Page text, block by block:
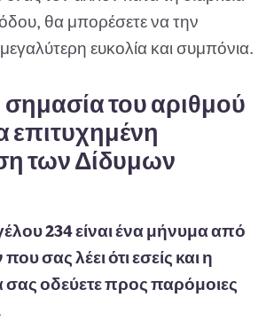
θα μπορέσετε να την
ευκολία και συμπόνια.
σημασία του αριθμού
επιτυχημένη
των Δίδυμων
234 είναι ένα μήνυμα από
σας λέει ότι εσείς και η
οδεύετε προς παρόμοιες